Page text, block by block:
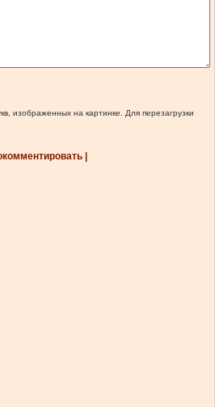
изображенных на картинке. Для перезагрузки
|